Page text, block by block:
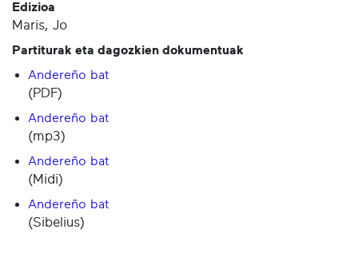
Edizioa
Maris, Jo
Partiturak eta dagozkien dokumentuak
Andereño bat
(PDF)
Andereño bat
(mp3)
Andereño bat
(Midi)
Andereño bat
(Sibelius)